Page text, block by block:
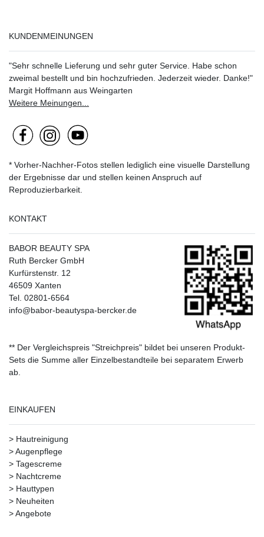
KUNDENMEINUNGEN
"Sehr schnelle Lieferung und sehr guter Service. Habe schon
zweimal bestellt und bin hochzufrieden. Jederzeit wieder. Danke!"
Margit Hoffmann aus Weingarten
Weitere Meinungen...
* Vorher-Nachher-Fotos stellen lediglich eine visuelle Darstellung
der Ergebnisse dar und stellen keinen Anspruch auf
Reproduzierbarkeit.
KONTAKT
BABOR BEAUTY SPA
Ruth Bercker GmbH
Kurfürstenstr. 12
46509 Xanten
Tel. 02801-6564
info@babor-beautyspa-bercker.de
** Der Vergleichspreis "Streichpreis" bildet bei unseren Produkt-
Sets die Summe aller Einzelbestandteile bei separatem Erwerb
ab.
EINKAUFEN
> Hautreinigung
>Augenpflege
> Tagescreme
> Nachtcreme
> Hauttypen
> Neuheiten
>Angebote